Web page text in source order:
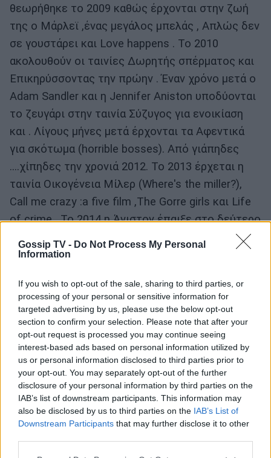
Gossip TV - Do Not Process My Personal
Information
If you wish to opt-out of the sale, sharing to third parties, or
processing of your personal or sensitive information for
targeted advertising by us, please use the below opt-out
section to confirm your selection. Please note that after your
opt-out request is processed you may continue seeing
interest-based ads based on personal information utilized by
us or personal information disclosed to third parties prior to
your opt-out. You may separately opt-out of the further
disclosure of your personal information by third parties on the
IAB’s list of downstream participants. This information may
also be disclosed by us to third parties on the IAB’s List of
Downstream Participants that may further disclose it to other
θεωρήθηκε το 2009 καθώς έρχονται στην ζωή
της ο Μάρλεϊ ,ένας μεγάλος μπελάς , Απλώς δεν
σε γουστάρει και Love happens . Το 2010
ακολουθούν οι ταινίες Δωρητής σπέρματος και
Επικηρύσσοντας την πρώην . Έναν χρόνο μετά ο
Adam Sandler και η Jennifer Aniston υποδύονται
το ζευγάρι στην ταινία Σύζυγος για ενοικίαση
και . Λίγους μήνες μετά έρχονται τα Αφεντικά
για σκότωμα (horrible bosses). Από γιάπηδες
....χίπηδες την χρονιά 2012. Το 2013 έρχεται η
ταινία Οικογένεια Μίλερ (Where's the miller?),
Call me crazy :a five film ,The Gorre girls και Life
of crime . Το 2014 η Άνιστον έπαιξε στο δεύτερο
μέρος της σειράς αφεντικά για σκότωμα , στην
ταινία She's funny that way αλλά και στην ταινία
Προσωπική ζωή